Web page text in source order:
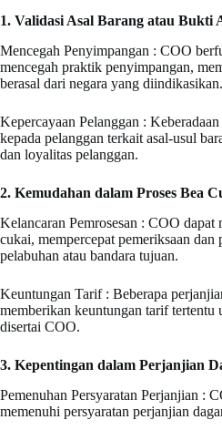
1. Validasi Asal Barang atau Bukti
Mencegah Penyimpangan : COO
mencegah praktik penyimpangan,
berasal dari negara yang diindikasikan.
Kepercayaan Pelanggan :
kepada pelanggan terkait asal-usul
dan loyalitas pelanggan.
2. Kemudahan dalam Proses Bea
Kelancaran Pemrosesan : COO dapat
cukai, mempercepat pemeriksaan dan
pelabuhan atau bandara tujuan.
Keuntungan Tarif : Beberapa
memberikan keuntungan tarif tertentu
disertai COO.
3. Kepentingan dalam Perjanjian
Pemenuhan Persyaratan Perjanjian :
memenuhi persyaratan perjanjian